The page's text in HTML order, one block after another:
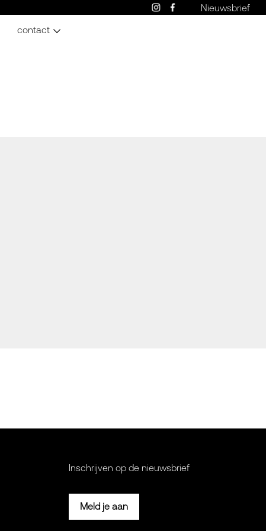
Nieuwsbrief
contact
Inschrijven op de nieuwsbrief
Meld je aan